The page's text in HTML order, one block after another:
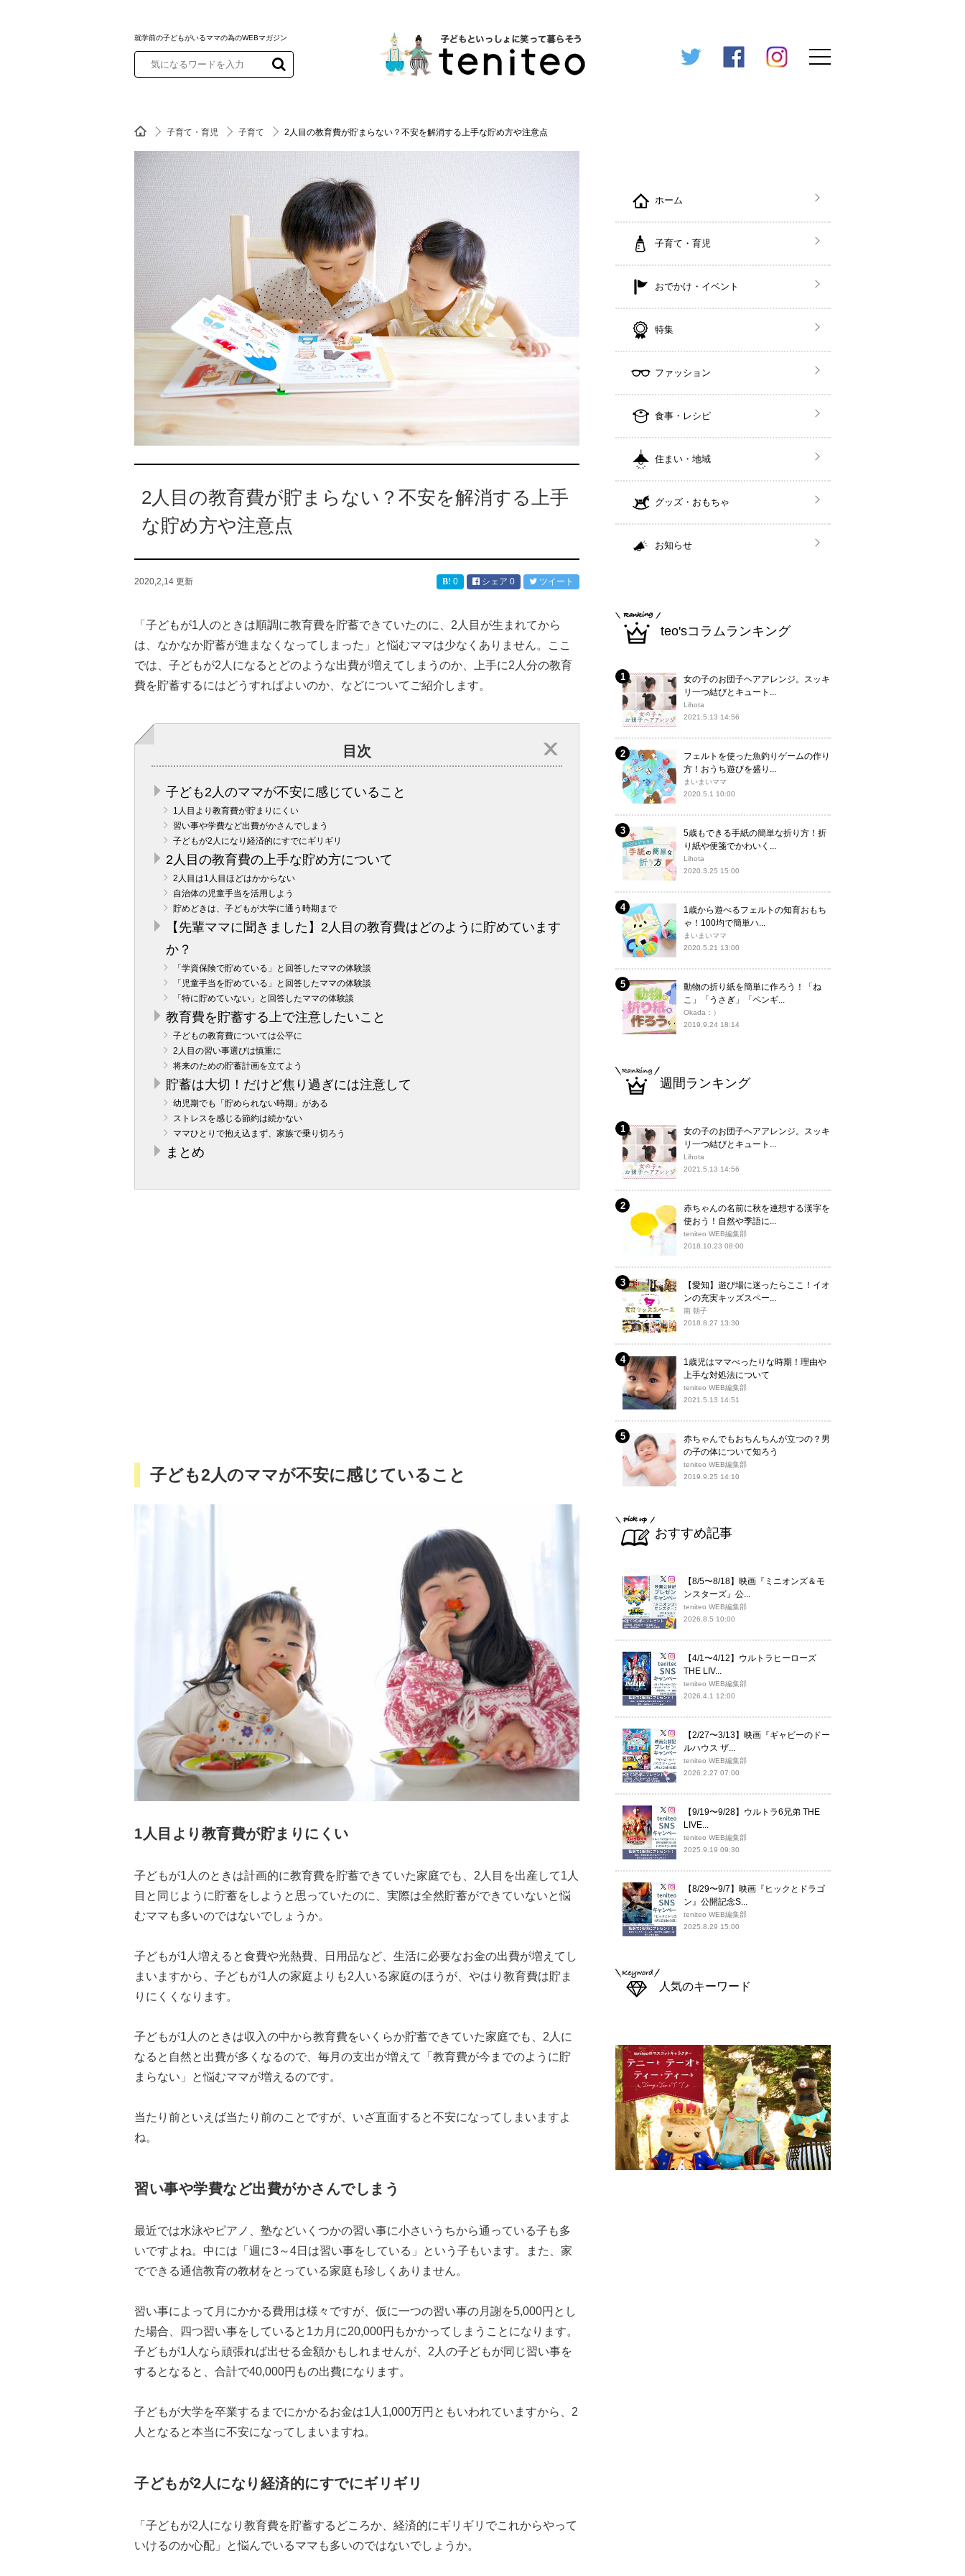
就学前の子どもがいるママの為のWEBマガジン
子育て・育児 子育て 2人目の教育費が貯まらない？不安を解消する上手な貯め方や注意点
2人目の教育費が貯まらない？不安を解消する上手
な貯め方や注意点
2020,2,14 更新 0 シェア 0 ツイート
「子どもが1人のときは順調に教育費を貯蓄できていたのに、2人目が生まれてから
は、なかなか貯蓄が進まなくなってしまった」と悩むママは少なくありません。ここ
では、子どもが2人になるとどのような出費が増えてしまうのか、上手に2人分の教育
費を貯蓄するにはどうすればよいのか、などについてご紹介します。
目次
子ども2人のママが不安に感じていること
1人目より教育費が貯まりにくい
習い事や学費など出費がかさんでしまう
子どもが2人になり経済的にすでにギリギリ
2人目の教育費の上手な貯め方について
2人目は1人目ほどはかからない
自治体の児童手当を活用しよう
貯めどきは、子どもが大学に通う時期まで
【先輩ママに聞きました】2人目の教育費はどのように貯めています
か？
「学資保険で貯めている」と回答したママの体験談
「児童手当を貯めている」と回答したママの体験談
「特に貯めていない」と回答したママの体験談
教育費を貯蓄する上で注意したいこと
子どもの教育費については公平に
2人目の習い事選びは慎重に
将来のための貯蓄計画を立てよう
貯蓄は大切！だけど焦り過ぎには注意して
幼児期でも「貯められない時期」がある
ストレスを感じる節約は続かない
ママひとりで抱え込まず、家族で乗り切ろう
まとめ
子ども2人のママが不安に感じていること
1人目より教育費が貯まりにくい
子どもが1人のときは計画的に教育費を貯蓄できていた家庭でも、2人目を出産して1人
目と同じように貯蓄をしようと思っていたのに、実際は全然貯蓄ができていないと悩
むママも多いのではないでしょうか。
子どもが1人増えると食費や光熱費、日用品など、生活に必要なお金の出費が増えてし
まいますから、子どもが1人の家庭よりも2人いる家庭のほうが、やはり教育費は貯ま
りにくくなります。
子どもが1人のときは収入の中から教育費をいくらか貯蓄できていた家庭でも、2人に
なると自然と出費が多くなるので、毎月の支出が増えて「教育費が今までのように貯
まらない」と悩むママが増えるのです。
当たり前といえば当たり前のことですが、いざ直面すると不安になってしまいますよ
ね。
習い事や学費など出費がかさんでしまう
最近では水泳やピアノ、塾などいくつかの習い事に小さいうちから通っている子も多
いですよね。中には「週に3～4日は習い事をしている」という子もいます。また、家
でできる通信教育の教材をとっている家庭も珍しくありません。
習い事によって月にかかる費用は様々ですが、仮に一つの習い事の月謝を5,000円とし
た場合、四つ習い事をしていると1カ月に20,000円もかかってしまうことになります。
子どもが1人なら頑張れば出せる金額かもしれませんが、2人の子どもが同じ習い事を
するとなると、合計で40,000円もの出費になります。
子どもが大学を卒業するまでにかかるお金は1人1,000万円ともいわれていますから、2
人となると本当に不安になってしまいますね。
子どもが2人になり経済的にすでにギリギリ
「子どもが2人になり教育費を貯蓄するどころか、経済的にギリギリでこれからやって
いけるのか心配」と悩んでいるママも多いのではないでしょうか。
ホーム
子育て・育児
おでかけ・イベント
特集
ファッション
食事・レシピ
住まい・地域
グッズ・おもちゃ
お知らせ
teo'sコラムランキング
女の子のお団子ヘアアレンジ。スッキ
リ一つ結びとキュート...
Lihota
2021.5.13 14:56
フェルトを使った魚釣りゲームの作り
方！おうち遊びを盛り...
まいまいママ
2020.5.1 10:00
5歳もできる手紙の簡単な折り方！折
り紙や便箋でかわいく...
Lihota
2020.3.25 15:00
1歳から遊べるフェルトの知育おもち
ゃ！100均で簡単ハ...
まいまいママ
2020.5.21 13:00
動物の折り紙を簡単に作ろう！「ね
こ」「うさぎ」「ペンギ...
Okada：）
2019.9.24 18:14
週間ランキング
女の子のお団子ヘアアレンジ。スッキ
リ一つ結びとキュート...
Lihota
2021.5.13 14:56
赤ちゃんの名前に秋を連想する漢字を
使おう！自然や季語に...
teniteo WEB編集部
2018.10.23 08:00
【愛知】遊び場に迷ったらここ！イオ
ンの充実キッズスペー...
南 朝子
2018.8.27 13:30
1歳児はママべったりな時期！理由や
上手な対処法について
teniteo WEB編集部
2021.5.13 14:51
赤ちゃんでもおちんちんが立つの？男
の子の体について知ろう
teniteo WEB編集部
2019.9.25 14:10
おすすめ記事
【8/5〜8/18】映画『ミニオンズ＆モ
ンスターズ』公...
teniteo WEB編集部
2026.8.5 10:00
【4/1〜4/12】ウルトラヒーローズ
THE LIV...
teniteo WEB編集部
2026.4.1 12:00
【2/27〜3/13】映画『ギャビーのドー
ルハウス ザ...
teniteo WEB編集部
2026.2.27 07:00
【9/19〜9/28】ウルトラ6兄弟 THE
LIVE...
teniteo WEB編集部
2025.9.19 09:30
【8/29〜9/7】映画『ヒックとドラゴ
ン』公開記念S...
teniteo WEB編集部
2025.8.29 15:00
人気のキーワード